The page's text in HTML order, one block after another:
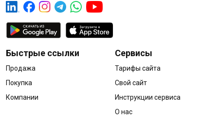
Быстрые ссылки
Продажа
Покупка
Компании
Сервисы
Тарифы сайта
Свой сайт
Инструкции сервиса
О нас